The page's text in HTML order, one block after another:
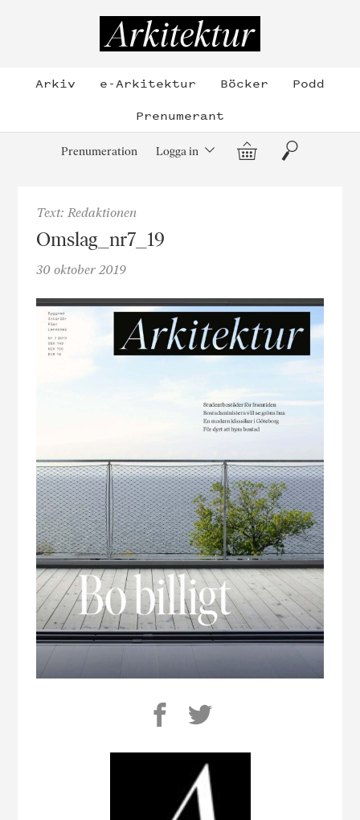
Arkiv e-Arkitektur Böcker
Podd
Prenumerant
Prenumeration Logga in Varukorg
Sök
Text: Redaktionen
Omslag_nr7_19
30 oktober 2019